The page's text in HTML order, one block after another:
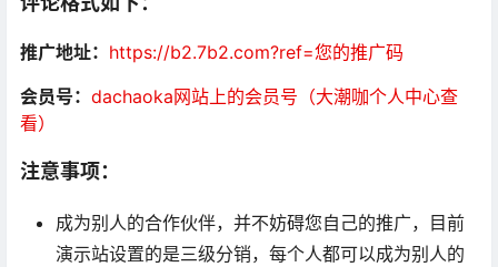
推广地址： https://b2.7b2.com?ref=您的推广码
会员号： dachaoka网站上的会员号（大潮咖个人中心查
看）
注意事项：
成为别人的合作伙伴，并不妨碍您自己的推广，目前
演示站设置的是三级分销，每个人都可以成为别人的